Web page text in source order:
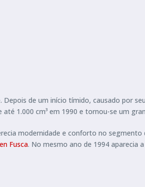
de um início tímido, causado por
1.000 cm³ em 1990 e tornou-se um
modernidade e conforto no segmento
Fusca. No mesmo ano de 1994 aparecia